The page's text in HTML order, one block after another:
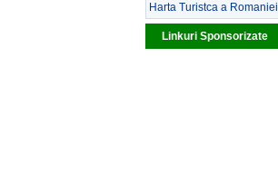
Harta Turistca a Romaniei
Linkuri Sponsorizate